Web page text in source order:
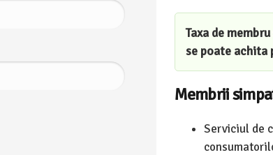
Taxa de
se poate achita
Membrii
Serviciul de